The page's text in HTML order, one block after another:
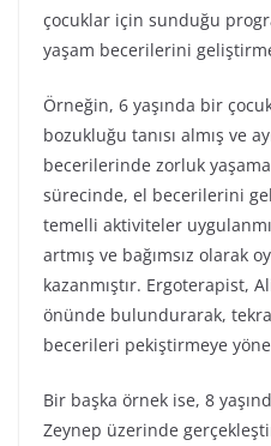
çocuklar için sunduğu
yaşam becerilerini
Örneğin, 6 yaşında bir
bozukluğu tanısı almış ve
becerilerinde zorluk
sürecinde, el becerilerini
temelli aktiviteler
artmış ve bağımsız olarak
kazanmıştır. Ergoterapist,
önünde bulundurarak,
becerileri pekiştirmeye
Bir başka örnek ise, 8
Zeynep üzerinde